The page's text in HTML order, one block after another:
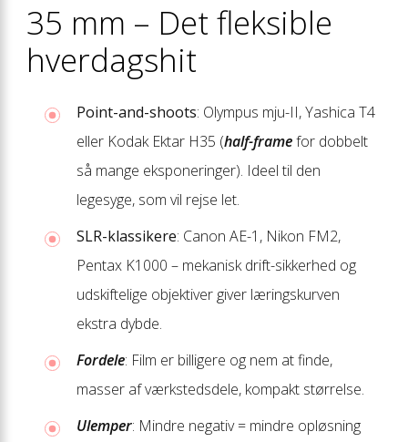
35 mm – Det fleksible
hverdagshit
Point-and-shoots: Olympus mju-II, Yashica T4
eller Kodak Ektar H35 (half-framefor dobbelt
så mange eksponeringer). Ideel til den
legesyge, som vil rejse let.
SLR-klassikere: Canon AE-1, Nikon FM2,
Pentax K1000 – mekanisk drift-sikkerhed og
udskiftelige objektiver giver lærings­kurven
ekstra dybde.
Fordele: Film er billigere og nem at finde,
masser af værksteds­dele, kompakt størrelse.
Ulemper: Mindre negativ = mindre opløsning